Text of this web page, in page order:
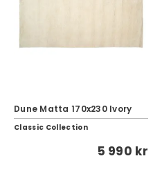
Dune Matta 170x230 Ivory
Classic Collection
5 990 kr